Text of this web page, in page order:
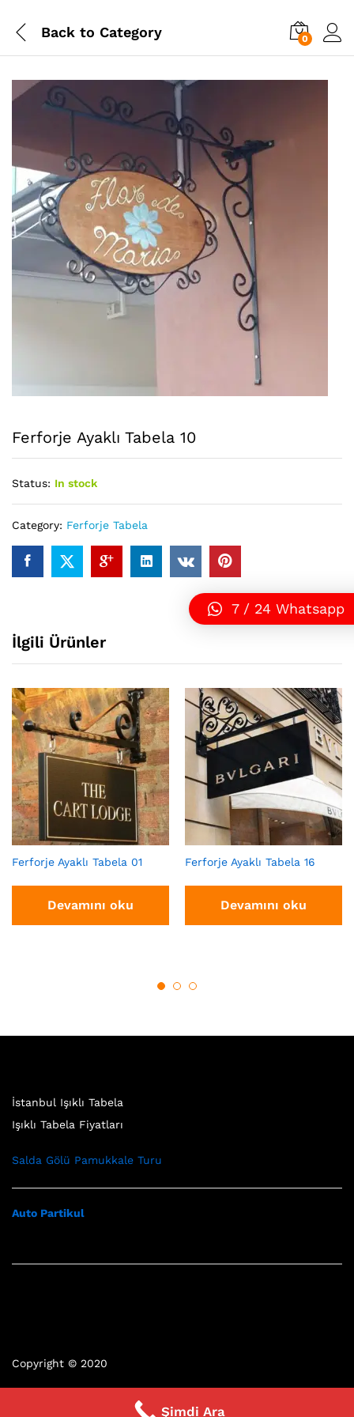
Back to Category 0
Ferforje Ayaklı Tabela 10
Status: In stock
Category: Ferforje Tabela
İlgili Ürünler
Ferforje Ayaklı Tabela 01
Devamını oku
Ferforje Ayaklı Tabela 16
Devamını oku
İstanbul Işıklı Tabela
Işıklı Tabela Fiyatları
Salda Gölü Pamukkale Turu
Auto Partikul
Copyright © 2020
Şimdi Ara
7 / 24 Whatsapp